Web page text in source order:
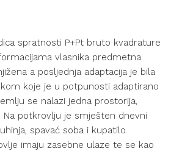
spratnosti P+Pt bruto kvadrature
vlasnika predmetna
a posljednja adaptacija je bila
koje je u potpunosti adaptirano
se nalazi jedna prostorija,
Na potkrovlju je smješten dnevni
spavać soba i kupatilo.
imaju zasebne ulaze te se kao